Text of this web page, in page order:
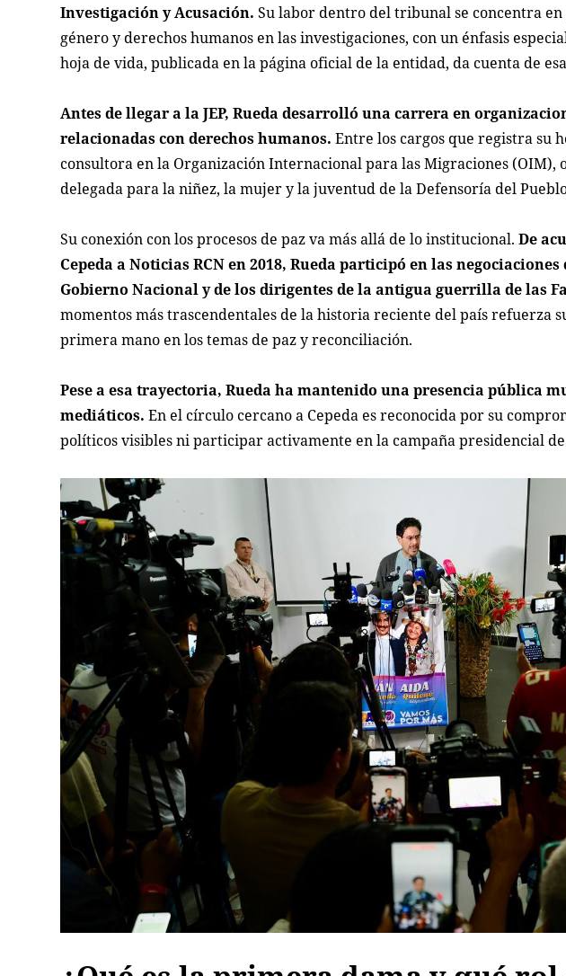
Investigación y Acusación. Su labor dentro del tribunal se concentra
género y derechos humanos en las investigaciones, con un énfasis
hoja de vida, publicada en la página oficial de la entidad, da cuenta de
Antes de llegar a la JEP, Rueda desarrolló una carrera en
relacionadas con derechos humanos. Entre los cargos que registra su
consultora en la Organización Internacional para las Migraciones (OIM),
delegada para la niñez, la mujer y la juventud de la Defensoría del
Su conexión con los procesos de paz va más allá de lo institucional.De
Cepeda aNoticias RCNen 2018, Rueda participó en las
Gobierno Nacional y de los dirigentes de la antigua guerrilla de las
momentos más trascendentales de la historia reciente del país refuerza
primera mano en los temas de paz y reconciliación.
Pese a esa trayectoria, Rueda ha mantenido una presencia pública
mediáticos. En el círculo cercano a Cepeda es reconocida por su
políticos visibles ni participar activamente en la campaña presidencial de